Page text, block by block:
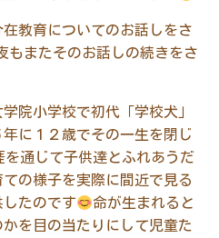
教育についてのお話しをさ
もまたそのお話しの続きをさ
院小学校で初代「学校犬」
に１２歳でその一生を閉じ
通じて子供達とふれあうだ
の様子を実際に間近で見る
たのです
命が生まれると
を目の当たりにして児童た